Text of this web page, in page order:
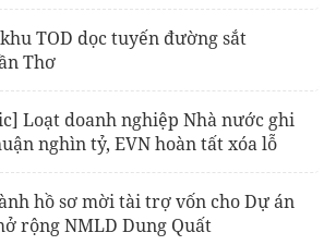
TOD dọc tuyến đường sắt
Thơ
Loạt doanh nghiệp Nhà nước ghi
nghìn tỷ, EVN hoàn tất xóa lỗ
hồ sơ mời tài trợ vốn cho Dự án
rộng NMLD Dung Quất